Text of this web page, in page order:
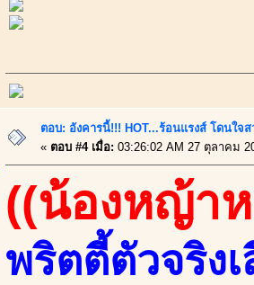
ตอบ: อังคารนี้!!! HOT...ร้อนแรงส์ โดนใจ
« ตอบ #4 เมื่อ: 03:26:02 AM 27 ตุลาคม
((น้องหญ้า
พริตตี้ตัวจริง